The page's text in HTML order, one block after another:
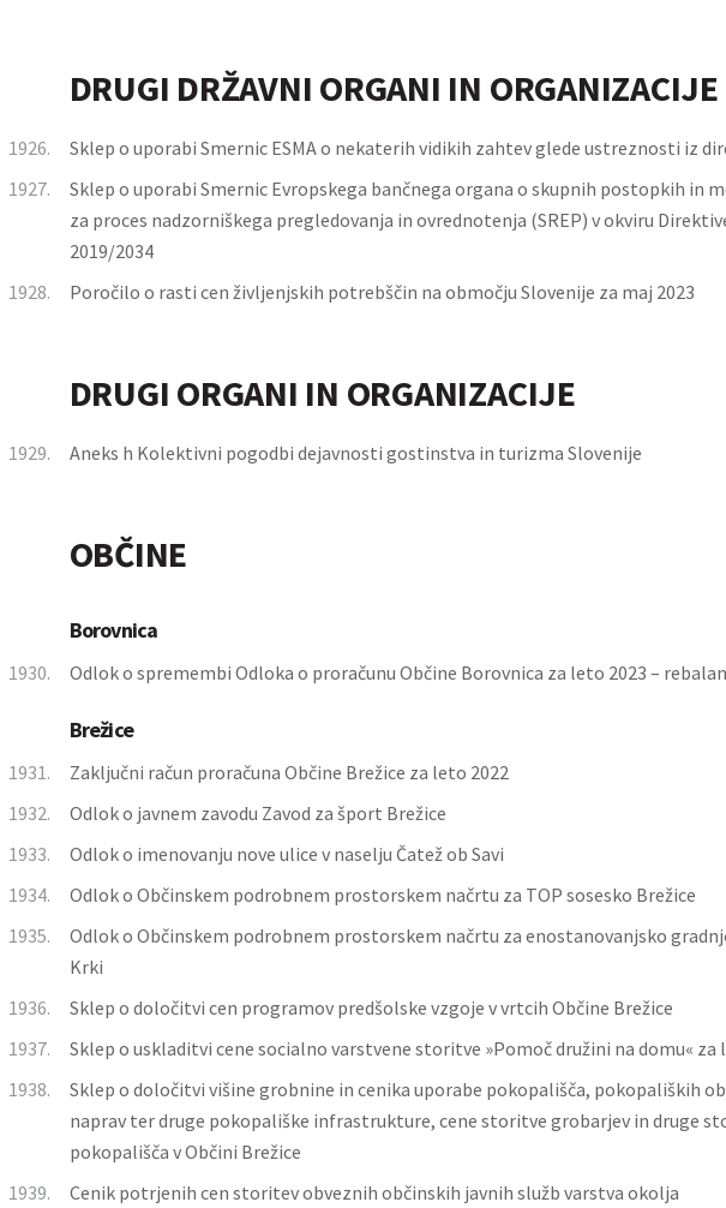
DRUGI DRŽAVNI ORGANI IN ORGANIZACIJE
1926.
Sklep o uporabi Smernic ESMA o nekaterih vidikih zahtev glede ustreznosti iz
1927.
Sklep o uporabi Smernic Evropskega bančnega organa o skupnih postopkih in
za proces nadzorniškega pregledovanja in ovrednotenja (SREP) v okviru
2019/2034
1928.
Poročilo o rasti cen življenjskih potrebščin na območju Slovenije za maj 2023
DRUGI ORGANI IN ORGANIZACIJE
1929. Aneks h Kolektivni pogodbi dejavnosti gostinstva in turizma Slovenije
OBČINE
Borovnica
1930. Odlok o spremembi Odloka o proračunu Občine Borovnica za leto 2023 –
Brežice
1931.
Zaključni račun proračuna Občine Brežice za leto 2022
1932.
Odlok o javnem zavodu Zavod za šport Brežice
1933.
Odlok o imenovanju nove ulice v naselju Čatež ob Savi
1934.
Odlok o Občinskem podrobnem prostorskem načrtu za TOP sosesko Brežice
1935.
Odlok o Občinskem podrobnem prostorskem načrtu za enostanovanjsko
Krki
1936.
Sklep o določitvi cen programov predšolske vzgoje v vrtcih Občine Brežice
1937.
Sklep o uskladitvi cene socialno varstvene storitve »Pomoč družini na domu« za
1938.
Sklep o določitvi višine grobnine in cenika uporabe pokopališča, pokopaliških
naprav ter druge pokopališke infrastrukture, cene storitve grobarjev in druge
pokopališča v Občini Brežice
1939.
Cenik potrjenih cen storitev obveznih občinskih javnih služb varstva okolja